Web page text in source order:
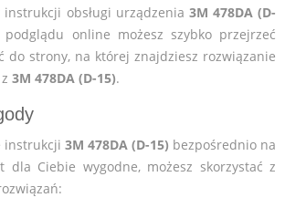
obsługi urządzenia 3M 478DA (D-
online możesz szybko przejrzeć
do strony, na której znajdziesz rozwiązanie
3M 478DA (D-15).
instrukcji 3M 478DA (D-15) bezpośrednio na
Ciebie wygodne, możesz skorzystać z